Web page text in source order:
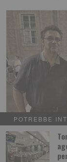
POTREBBE